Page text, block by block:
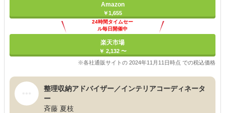
Amazon
￥1,655
24時間タイムセー
ル毎日開催中
楽天市場
￥ 2,132 〜
※各社通販サイトの 2024年11月11日時点 での税込価格
整理収納アドバイザー／インテリアコーディネータ
ー
斉藤 夏枝